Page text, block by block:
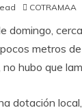
COTRAMAA
domingo,
metros
hubo que
dotación